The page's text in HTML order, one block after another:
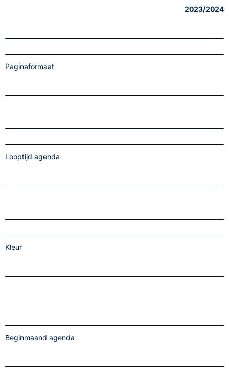
2023/2024
Paginaformaat
Looptijd agenda
Kleur
Beginmaand agenda